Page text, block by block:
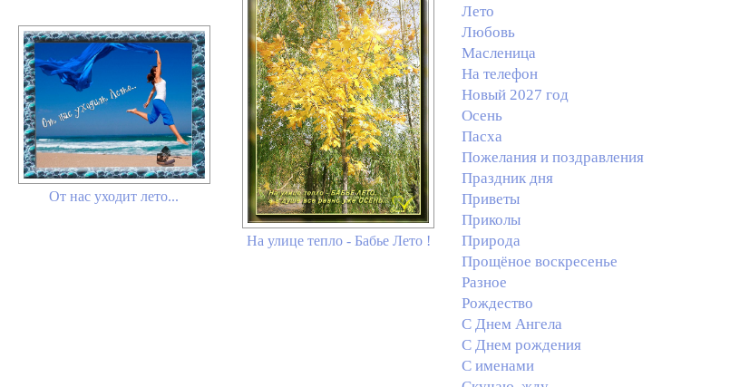
От нас уходит лето...
На улице тепло - Бабье Лето !
Лето
Любовь
Масленица
На телефон
Новый 2027 год
Осень
Пасха
Пожелания и поздравления
Праздник дня
Приветы
Приколы
Природа
Прощёное воскресенье
Разное
Рождество
С Днем Ангела
С Днем рождения
С именами